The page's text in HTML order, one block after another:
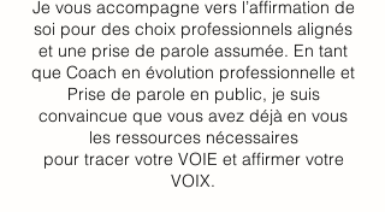
Je vous accompagne vers l’affirmation de
soi pour des choix professionnels alignés
et une prise de parole assumée. En tant
que Coach en évolution professionnelle et
Prise de parole en public, je suis
convaincue que vous avez déjà en vous
les ressources nécessaires
pour tracer votre VOIE et affirmer votre
VOIX.